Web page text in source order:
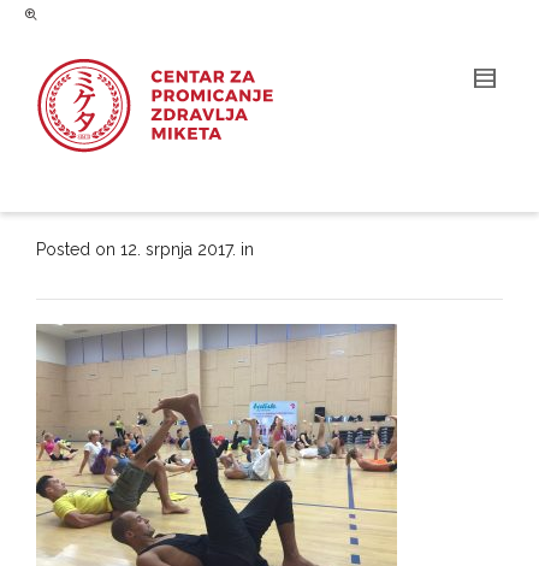
Posted on 12. srpnja 2017. in